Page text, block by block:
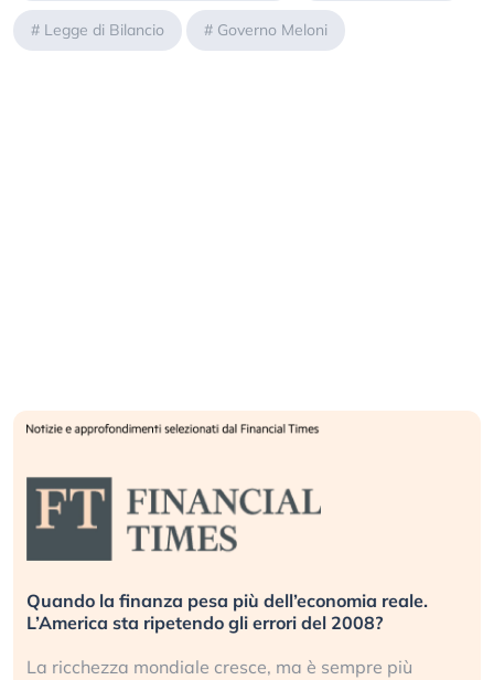
# Legge di Bilancio # Governo Meloni
Quando la finanza pesa più dell’economia reale.
L’America sta ripetendo gli errori del 2008?
La ricchezza mondiale cresce, ma è sempre più